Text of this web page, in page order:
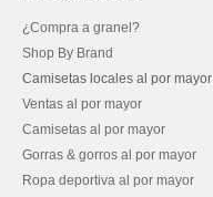
¿Compra a granel?
Shop By Brand
Camisetas locales al por mayor
Ventas al por mayor
Camisetas al por mayor
Gorras & gorros al por mayor
Ropa deportiva al por mayor